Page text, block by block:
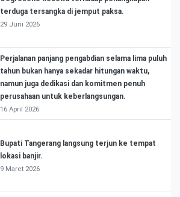
terduga tersangka di jemput paksa.
29 Juni 2026
Perjalanan panjang pengabdian selama lima puluh
tahun bukan hanya sekadar hitungan waktu,
namun juga dedikasi dan komitmen penuh
perusahaan untuk keberlangsungan.
16 April 2026
Bupati Tangerang langsung terjun ke tempat
lokasi banjir.
9 Maret 2026